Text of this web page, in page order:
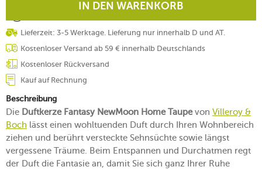
IN DEN WARENKORB
Lieferzeit: 3-5 Werktage. Lieferung nur innerhalb D und AT.
Kostenloser Versand ab 59 € innerhalb Deutschlands
Kostenloser Rückversand
Kauf auf Rechnung
Beschreibung
Die Duftkerze Fantasy NewMoon Home Taupevon Villeroy &
Boch lässt einen wohltuenden Duft durch Ihren Wohnbereich
ziehen und berührt versteckte Sehnsüchte sowie längst
vergessene Träume. Beim Entspannen und Durchatmen regt
der Duft die Fantasie an, damit Sie sich ganz Ihrer Ruhe